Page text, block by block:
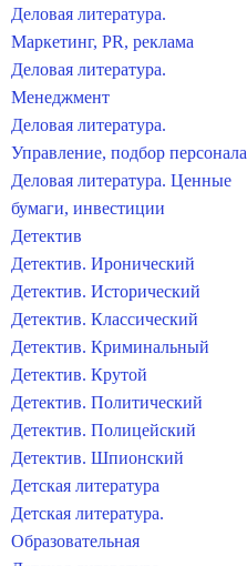
Деловая литература.
Маркетинг, PR, реклама
Деловая литература.
Менеджмент
Деловая литература.
Управление, подбор персонала
Деловая литература. Ценные
бумаги, инвестиции
Детектив
Детектив. Иронический
Детектив. Исторический
Детектив. Классический
Детектив. Криминальный
Детектив. Крутой
Детектив. Политический
Детектив. Полицейский
Детектив. Шпионский
Детская литература
Детская литература.
Образовательная